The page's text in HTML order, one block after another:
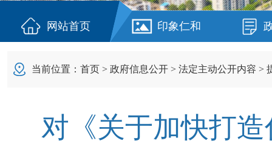
网站首页 印象仁和
当前位置： 首页 > 政府信息公开 > 法定主动公开内容 >
对《关于加快打